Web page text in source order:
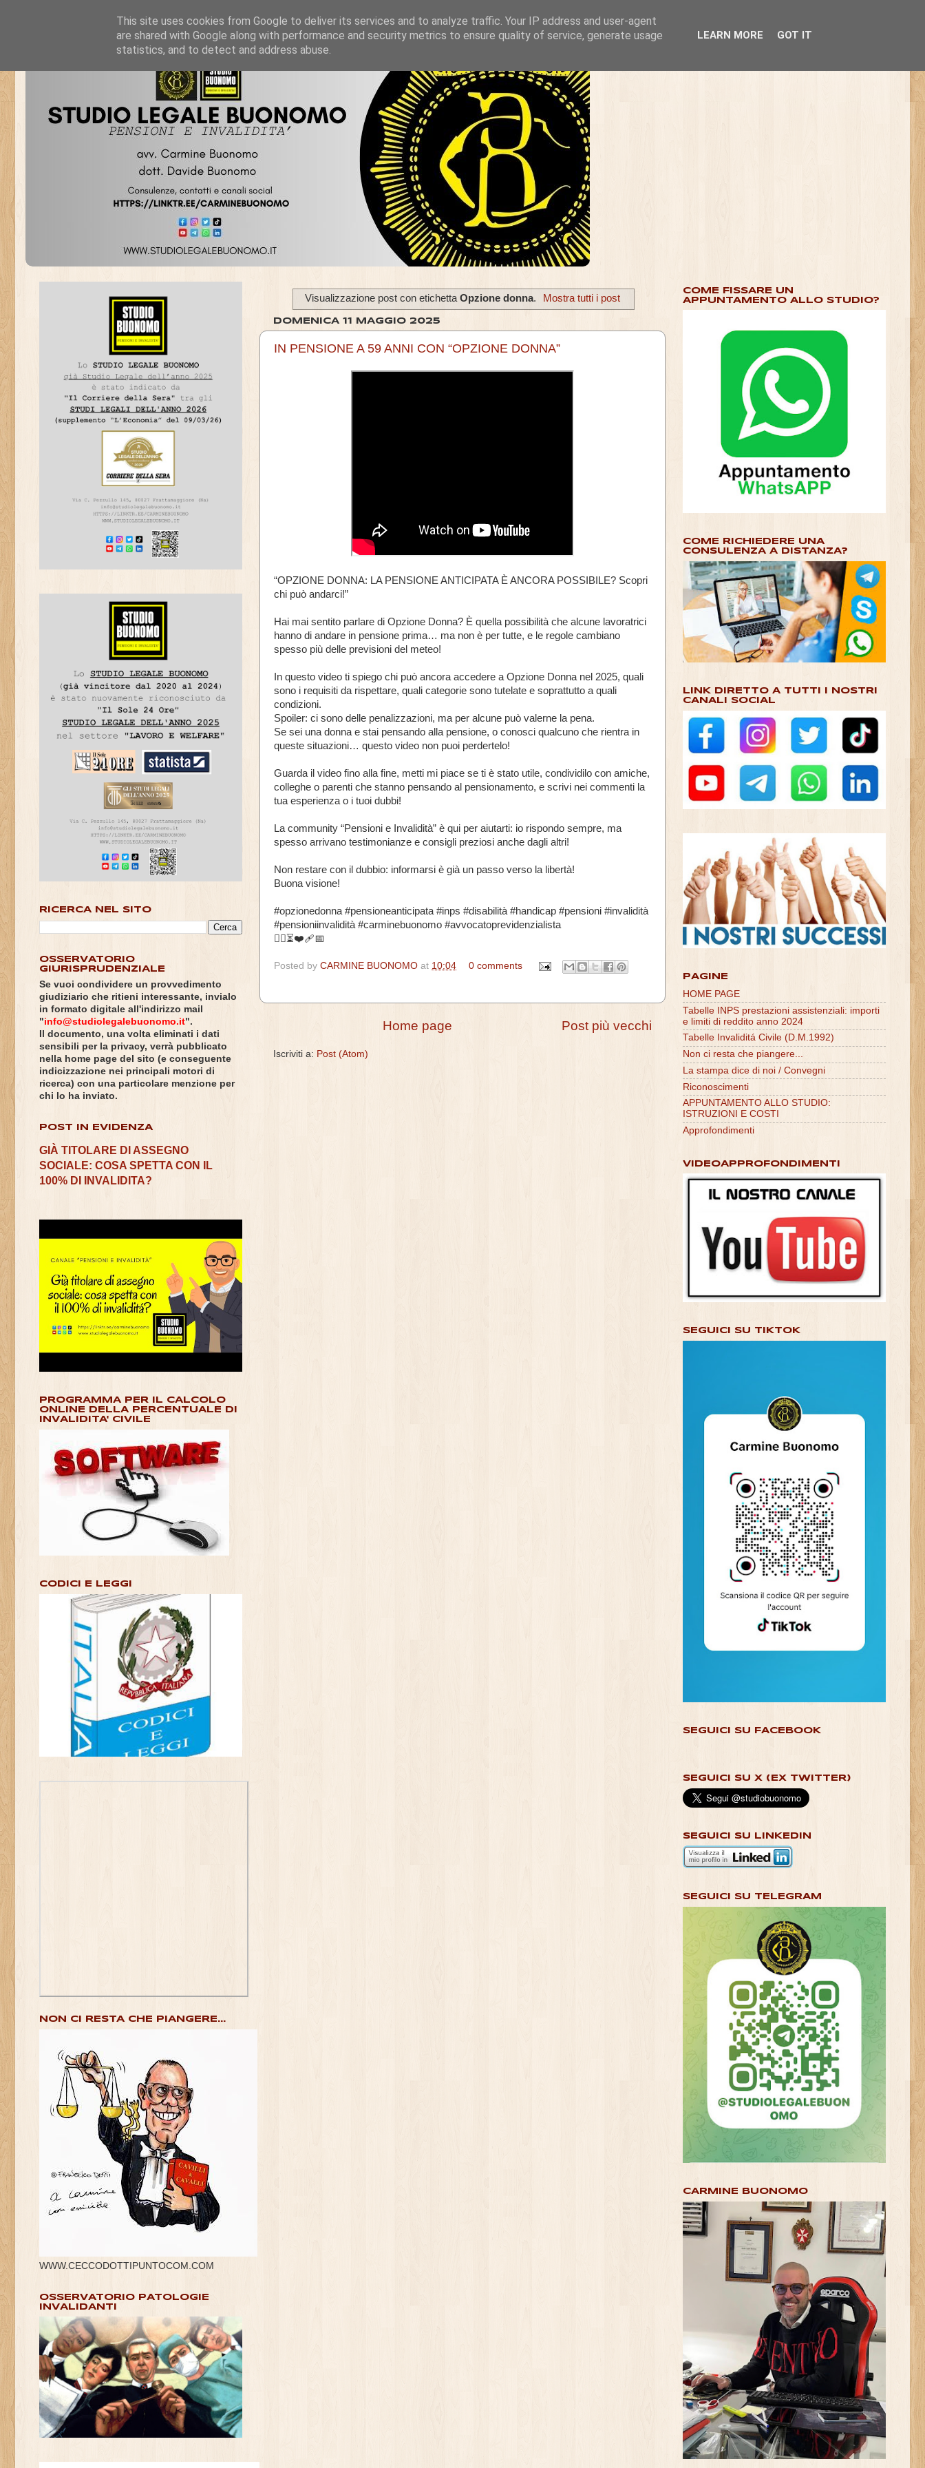
Visualizzazione post con etichettaOpzione donna. Mostra tutti i post
DOMENICA 11 MAGGIO 2025
IN PENSIONE A 59 ANNI CON “OPZIONE DONNA”
“OPZIONE DONNA: LA PENSIONE ANTICIPATA È ANCORA POSSIBILE? Scopri
chi può andarci!”
Hai mai sentito parlare di Opzione Donna? È quella possibilità che alcune lavoratrici
hanno di andare in pensione prima… ma non è per tutte, e le regole cambiano
spesso più delle previsioni del meteo!
In questo video ti spiego chi può ancora accedere a Opzione Donna nel 2025, quali
sono i requisiti da rispettare, quali categorie sono tutelate e soprattutto a quali
condizioni.
Spoiler: ci sono delle penalizzazioni, ma per alcune può valerne la pena.
Se sei una donna e stai pensando alla pensione, o conosci qualcuno che rientra in
queste situazioni… questo video non puoi perdertelo!
Guarda il video fino alla fine, metti mi piace se ti è stato utile, condividilo con amiche,
colleghe o parenti che stanno pensando al pensionamento, e scrivi nei commenti la
tua esperienza o i tuoi dubbi!
La community “Pensioni e Invalidità” è qui per aiutarti: io rispondo sempre, ma
spesso arrivano testimonianze e consigli preziosi anche dagli altri!
Non restare con il dubbio: informarsi è già un passo verso la libertà!
Buona visione!
#opzionedonna #pensioneanticipata #inps #disabilità #handicap #pensioni #invalidità
#pensioniinvalidità #carminebuonomo #avvocatoprevidenzialista
👩‍⚖️⏳❤️‍🩹📅
Posted by CARMINE BUONOMO at 10:04 0 comments
Post più vecchi
Home page
Iscriviti a: Post (Atom)
RICERCA NEL SITO
OSSERVATORIO
GIURISPRUDENZIALE
Se vuoi condividere un provvedimento
giudiziario che ritieni interessante, invialo
in formato digitale all'indirizzo mail
"info@studiolegalebuonomo.it".
Il documento, una volta eliminati i dati
sensibili per la privacy, verrà pubblicato
nella home page del sito (e conseguente
indicizzazione nei principali motori di
ricerca) con una particolare menzione per
chi lo ha inviato.
POST IN EVIDENZA
GIÀ TITOLARE DI ASSEGNO
SOCIALE: COSA SPETTA CON IL
100% DI INVALIDITA?
PROGRAMMA PER IL CALCOLO
ONLINE DELLA PERCENTUALE DI
INVALIDITA' CIVILE
CODICI E LEGGI
NON CI RESTA CHE PIANGERE...
WWW.CECCODOTTIPUNTOCOM.COM
OSSERVATORIO PATOLOGIE
INVALIDANTI
COME FISSARE UN
APPUNTAMENTO ALLO STUDIO?
COME RICHIEDERE UNA
CONSULENZA A DISTANZA?
LINK DIRETTO A TUTTI I NOSTRI
CANALI SOCIAL
PAGINE
HOME PAGE
Tabelle INPS prestazioni assistenziali: importi
e limiti di reddito anno 2024
Tabelle Invaliditá Civile (D.M.1992)
Non ci resta che piangere...
La stampa dice di noi / Convegni
Riconoscimenti
APPUNTAMENTO ALLO STUDIO:
ISTRUZIONI E COSTI
Approfondimenti
VIDEOAPPROFONDIMENTI
SEGUICI SU TIKTOK
SEGUICI SU FACEBOOK
SEGUICI SU X (EX TWITTER)
SEGUICI SU LINKEDIN
SEGUICI SU TELEGRAM
CARMINE BUONOMO
This site uses cookies from Google to deliver its services and to analyze traffic. Your IP address and user-agent
are shared with Google along with performance and security metrics to ensure quality of service, generate usage
statistics, and to detect and address abuse.
LEARN MORE GOT IT